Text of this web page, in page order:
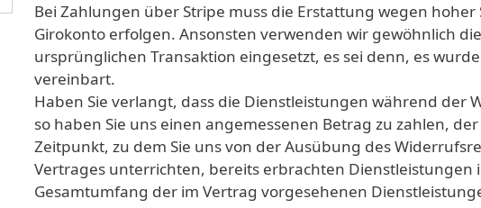
Bei Zahlungen über Stripe muss die Erstattung wegen
Girokonto erfolgen. Ansonsten verwenden wir gewöhnlich
ursprünglichen Transaktion eingesetzt, es sei denn, es
vereinbart.
Haben Sie verlangt, dass die Dienstleistungen während der
so haben Sie uns einen angemessenen Betrag zu zahlen,
Zeitpunkt, zu dem Sie uns von der Ausübung des
Vertrages unterrichten, bereits erbrachten Dienstleistungen
Gesamtumfang der im Vertrag vorgesehenen